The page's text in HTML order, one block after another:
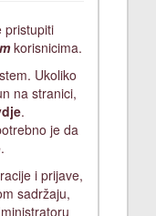
pristupiti
korisnicima.
Ukoliko
na stranici,
.
je da
.
i prijave,
sadržaju,